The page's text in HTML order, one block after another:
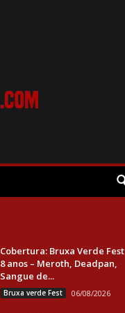
Cobertura: Bruxa Verde Fest
8 anos – Meroth, Deadpan,
Sangue de...
Bruxa verde Fest 06/08/2026